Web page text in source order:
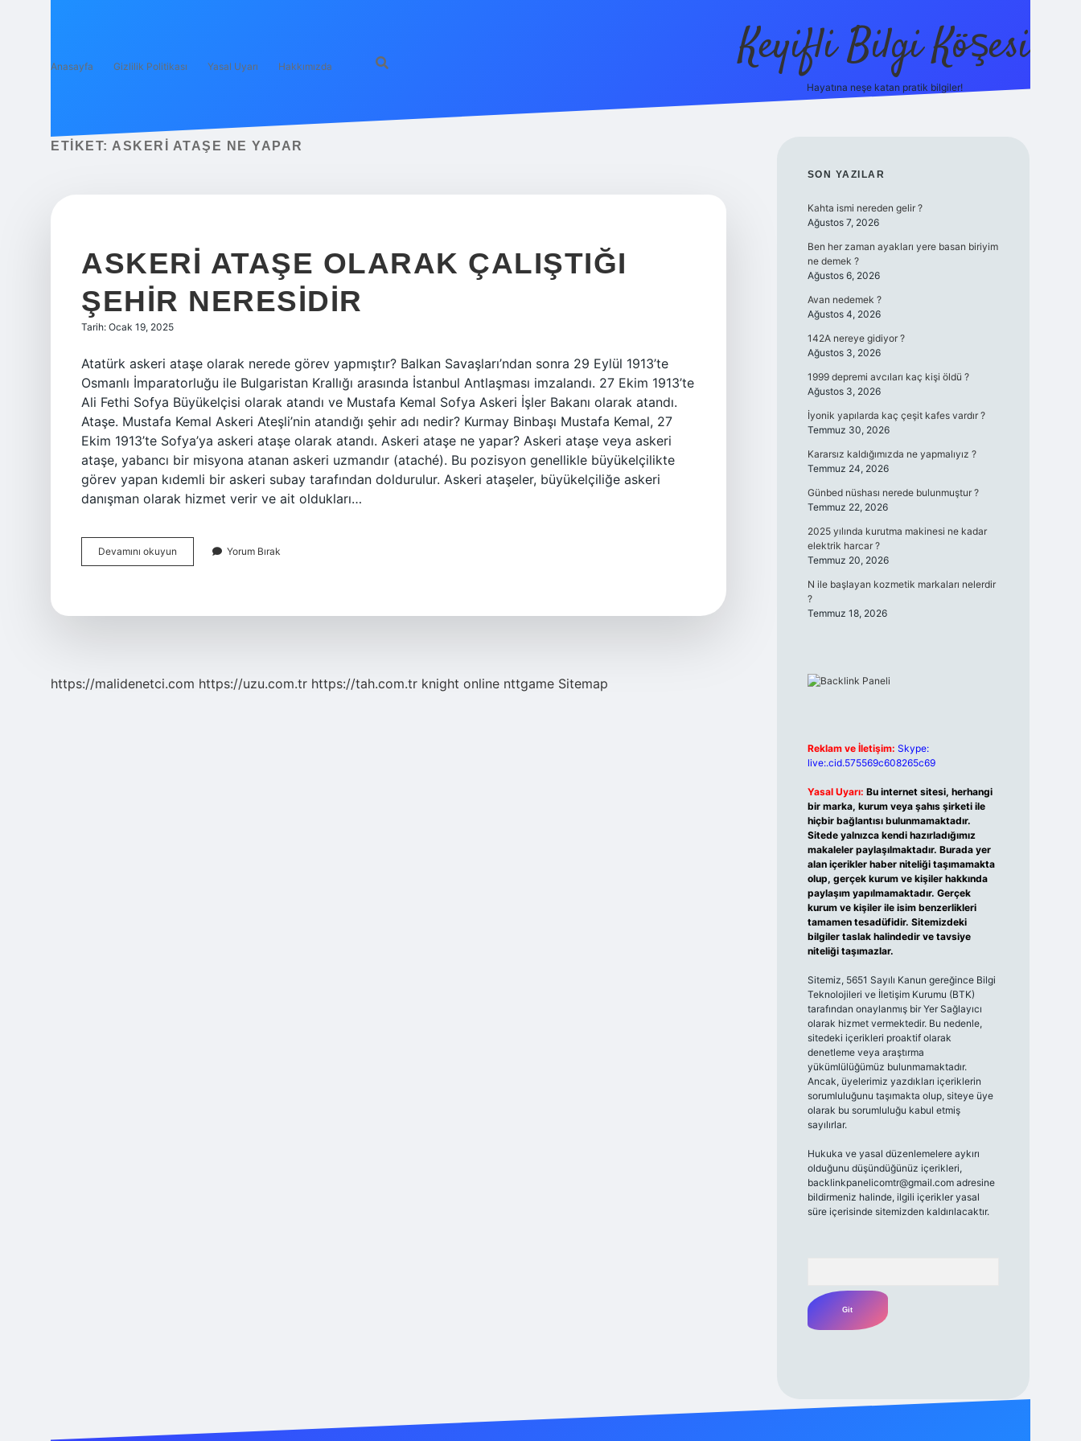
Anasayfa Gizlilik Politikası Yasal Uyarı Hakkımızda Keyifli Bilgi Köşesi
Hayatına neşe katan pratik bilgiler!
ETIKET: ASKERI ATAŞE NE YAPAR
ASKERI ATAŞE OLARAK ÇALIŞTIĞI
ŞEHIR NERESIDIR
Tarih: Ocak 19, 2025
Atatürk askeri ataşe olarak nerede görev yapmıştır? Balkan Savaşları’ndan sonra 29 Eylül 1913’te
Osmanlı İmparatorluğu ile Bulgaristan Krallığı arasında İstanbul Antlaşması imzalandı. 27 Ekim 1913’te
Ali Fethi Sofya Büyükelçisi olarak atandı ve Mustafa Kemal Sofya Askeri İşler Bakanı olarak atandı.
Ataşe. Mustafa Kemal Askeri Ateşli’nin atandığı şehir adı nedir? Kurmay Binbaşı Mustafa Kemal, 27
Ekim 1913’te Sofya’ya askeri ataşe olarak atandı. Askeri ataşe ne yapar? Askeri ataşe veya askeri
ataşe, yabancı bir misyona atanan askeri uzmandır (ataché). Bu pozisyon genellikle büyükelçilikte
görev yapan kıdemli bir askeri subay tarafından doldurulur. Askeri ataşeler, büyükelçiliğe askeri
danışman olarak hizmet verir ve ait oldukları…
Devamını okuyun
Ataşe
Yorum Bırak
https://malidenetci.com https://uzu.com.tr https://tah.com.tr knight online nttgame Sitemap
SIDEBAR
SON YAZILAR
Kahta ismi nereden gelir ?
Ağustos 7, 2026
Ben her zaman ayakları yere basan biriyim
ne demek ?
Ağustos 6, 2026
Avan nedemek ?
Ağustos 4, 2026
142A nereye gidiyor ?
Ağustos 3, 2026
1999 depremi avcıları kaç kişi öldü ?
Ağustos 3, 2026
İyonik yapılarda kaç çeşit kafes vardır ?
Temmuz 30, 2026
Kararsız kaldığımızda ne yapmalıyız ?
Temmuz 24, 2026
Günbed nüshası nerede bulunmuştur ?
Temmuz 22, 2026
2025 yılında kurutma makinesi ne kadar
elektrik harcar ?
Temmuz 20, 2026
N ile başlayan kozmetik markaları nelerdir
?
Temmuz 18, 2026
Reklam ve İletişim: Skype:
live:.cid.575569c608265c69
Yasal Uyarı: Bu internet sitesi, herhangi
bir marka, kurum veya şahıs şirketi ile
hiçbir bağlantısı bulunmamaktadır.
Sitede yalnızca kendi hazırladığımız
makaleler paylaşılmaktadır. Burada yer
alan içerikler haber niteliği taşımamakta
olup, gerçek kurum ve kişiler hakkında
paylaşım yapılmamaktadır. Gerçek
kurum ve kişiler ile isim benzerlikleri
tamamen tesadüfidir. Sitemizdeki
bilgiler taslak halindedir ve tavsiye
niteliği taşımazlar.
Sitemiz, 5651 Sayılı Kanun gereğince Bilgi
Teknolojileri ve İletişim Kurumu (BTK)
tarafından onaylanmış bir Yer Sağlayıcı
olarak hizmet vermektedir. Bu nedenle,
sitedeki içerikleri proaktif olarak
denetleme veya araştırma
yükümlülüğümüz bulunmamaktadır.
Ancak, üyelerimiz yazdıkları içeriklerin
sorumluluğunu taşımakta olup, siteye üye
olarak bu sorumluluğu kabul etmiş
sayılırlar.
Hukuka ve yasal düzenlemelere aykırı
olduğunu düşündüğünüz içerikleri,
backlinkpanelicomtr@gmail.comadresine
bildirmeniz halinde, ilgili içerikler yasal
süre içerisinde sitemizden kaldırılacaktır.